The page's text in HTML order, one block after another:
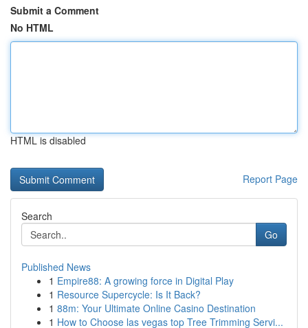
Submit a Comment
No HTML
HTML is disabled
Report Page
Search
Go
Published News
1 Empire88: A growing force in Digital Play
1 Resource Supercycle: Is It Back?
1 88m: Your Ultimate Online Casino Destination
1 How to Choose las vegas top Tree Trimming Servi...